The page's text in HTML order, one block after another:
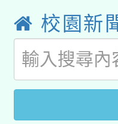
業技術
用水績
115年
桃園市
開 智
2026
校園新